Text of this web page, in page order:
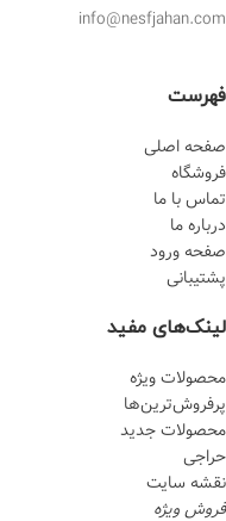
info@nesfjahan.com
فهرست
صفحه اصلی
فروشگاه
تماس با ما
درباره ما
صفحه ورود
پشتیبانی
لینک‌های مفید
محصولات ویژه
پرفروش‌‌ترین‌ها
محصولات جدید
حراجی
نقشه سایت
فروش ویژه